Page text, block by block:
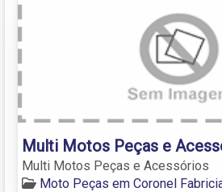
Multi Motos Peças e
Multi Motos Peças e Acessórios
Moto Peças em Coronel